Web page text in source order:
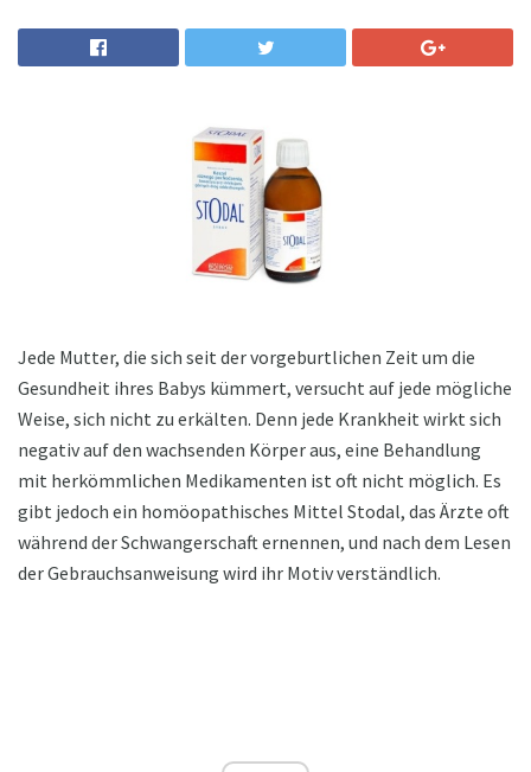
Jede Mutter, die sich seit der vorgeburtlichen Zeit um die
Gesundheit ihres Babys kümmert, versucht auf jede mögliche
Weise, sich nicht zu erkälten. Denn jede Krankheit wirkt sich
negativ auf den wachsenden Körper aus, eine Behandlung
mit herkömmlichen Medikamenten ist oft nicht möglich. Es
gibt jedoch ein homöopathisches Mittel Stodal, das Ärzte oft
während der Schwangerschaft ernennen, und nach dem Lesen
der Gebrauchsanweisung wird ihr Motiv verständlich.